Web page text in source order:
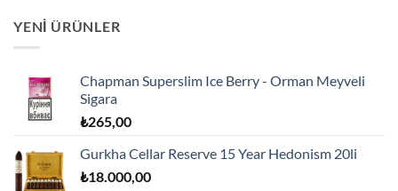
YENI ÜRÜNLER
Chapman Superslim Ice Berry - Orman Meyveli
Sigara
₺265,00
Gurkha Cellar Reserve 15 Year Hedonism 20li
₺18.000,00